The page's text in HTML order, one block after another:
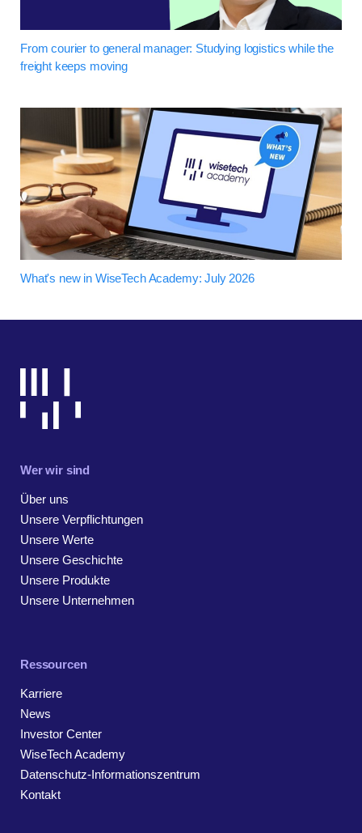
From courier to general manager: Studying logistics while the
freight keeps moving
What's new in WiseTech Academy: July 2026
Wer wir sind
Über uns
Unsere Verpflichtungen
Unsere Werte
Unsere Geschichte
Unsere Produkte
Unsere Unternehmen
Ressourcen
Karriere
News
Investor Center
WiseTech Academy
Datenschutz-Informationszentrum
Kontakt